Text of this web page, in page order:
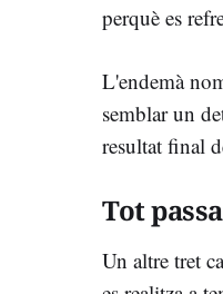
perquè es
L'endemà
semblar un
resultat final
Tot
Un altre tret